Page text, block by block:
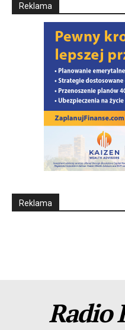
Reklama
Reklama
Radio